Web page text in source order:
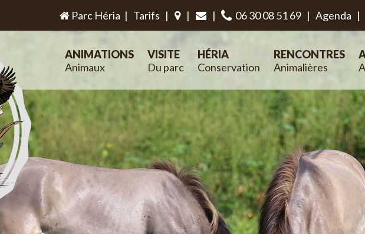
Parc Héria | Tarifs | | | 06 30 08 51 69 | Agenda |
ANIMATIONS
Animaux
VISITE
Du parc
HÉRIA
Conservation
RENCONTRES
Animalières